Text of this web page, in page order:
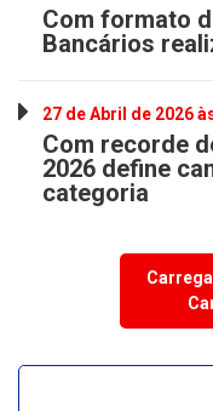
Com formato
Bancários
27 de Abril de 2026
Com recorde
2026 define
categoria